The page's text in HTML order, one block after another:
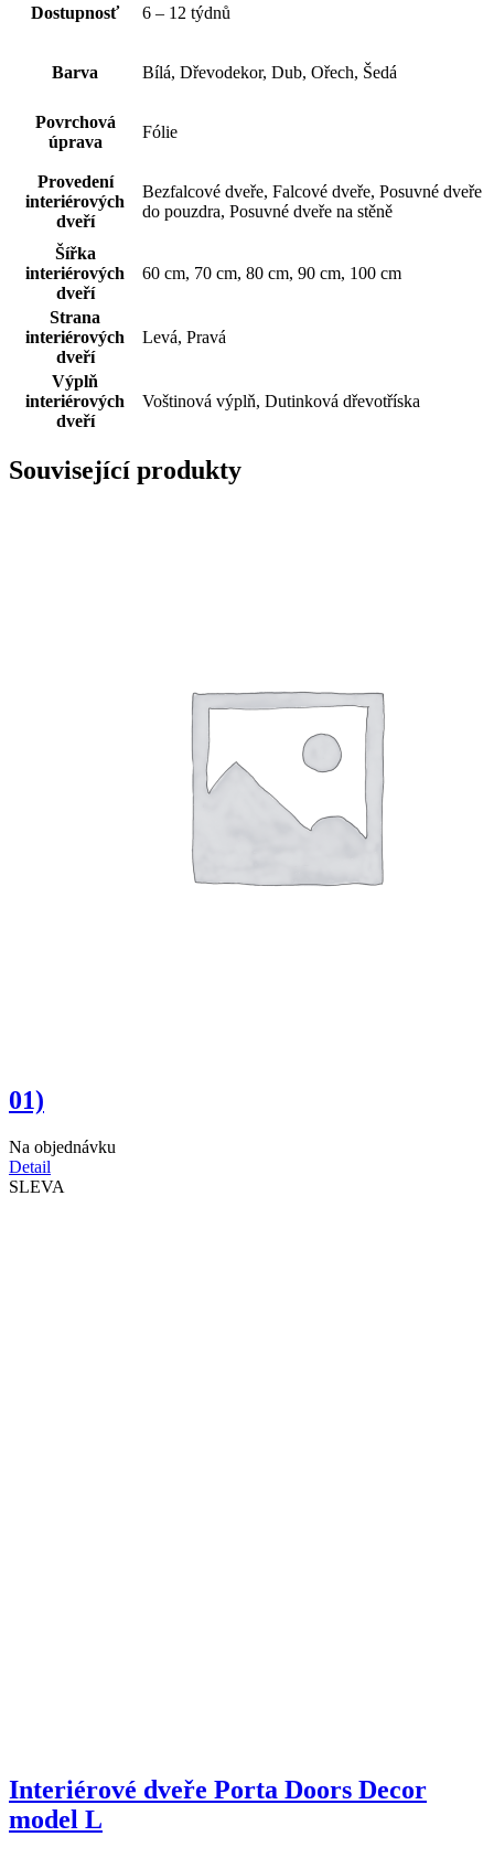
Dostupnosť 6 – 12 týdnů
Barva Bílá, Dřevodekor, Dub, Ořech, Šedá
Povrchová
úprava
Fólie
Provedení
interiérových
dveří
Bezfalcové dveře, Falcové dveře, Posuvné dveře
do pouzdra, Posuvné dveře na stěně
Šířka
interiérových
dveří
60 cm, 70 cm, 80 cm, 90 cm, 100 cm
Strana
interiérových
dveří
Levá, Pravá
Výplň
interiérových
dveří
Voštinová výplň, Dutinková dřevotříska
Související produkty
01)
Na objednávku
Detail
SLEVA
Interiérové dveře Porta Doors Decor
model L